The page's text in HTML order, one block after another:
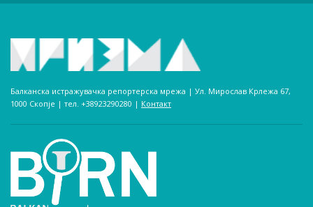
Балканска истражувачка репортерска мрежа | Ул. Мирослав Крлежа 67,
1000 Скопје | тел. +38923290280­ | Контакт